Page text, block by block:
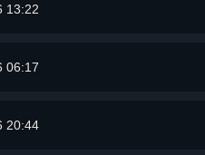
13:22
06:17
20:44